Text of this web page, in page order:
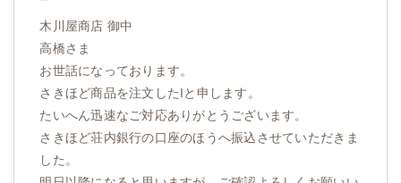
木川屋商店 御中
高橋さま
お世話になっております。
さきほど商品を注文したIと申します。
たいへん迅速なご対応ありがとうございます。
さきほど荘内銀行の口座のほうへ振込させていただきま
した。